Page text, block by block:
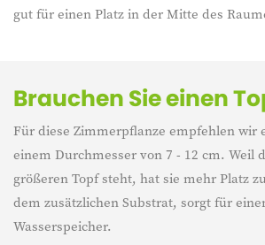
gut für einen Platz in der Mitte des
Brauchen Sie einen
Für diese Zimmerpflanze empfehlen wir
einem Durchmesser von 7 - 12 cm. Weil
größeren Topf steht, hat sie mehr Platz
dem zusätzlichen Substrat, sorgt für
Wasserspeicher.